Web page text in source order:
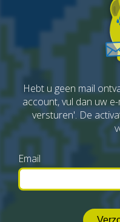
Hebt u geen mail
account, vul dan uw
versturen'. De
Email